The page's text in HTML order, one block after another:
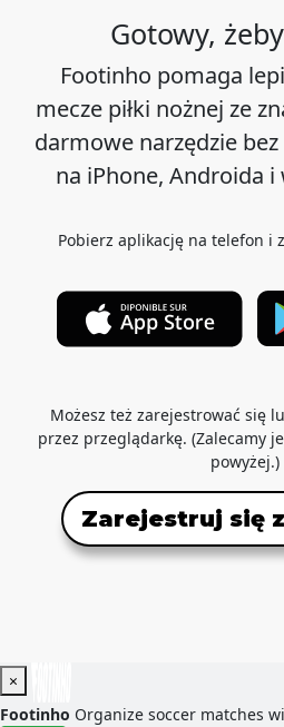
Gotowy,
Footinho pomaga
mecze piłki nożnej ze
darmowe narzędzie
na iPhone, Androida i
Pobierz aplikację na telefon i
Możesz też zarejestrować się
przez przeglądarkę. (Zalecamy
powyżej.)
Zarejestruj się
×
Footinho Organize soccer matches